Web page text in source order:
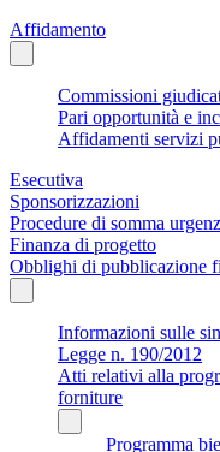
Affidamento
Commissioni
Pari opportunità e
Affidamenti servizi
Esecutiva
Sponsorizzazioni
Procedure di somma
Finanza di progetto
Obblighi di pubblicazione
Informazioni sulle
Legge n. 190/2012
Atti relativi alla
forniture
Programma